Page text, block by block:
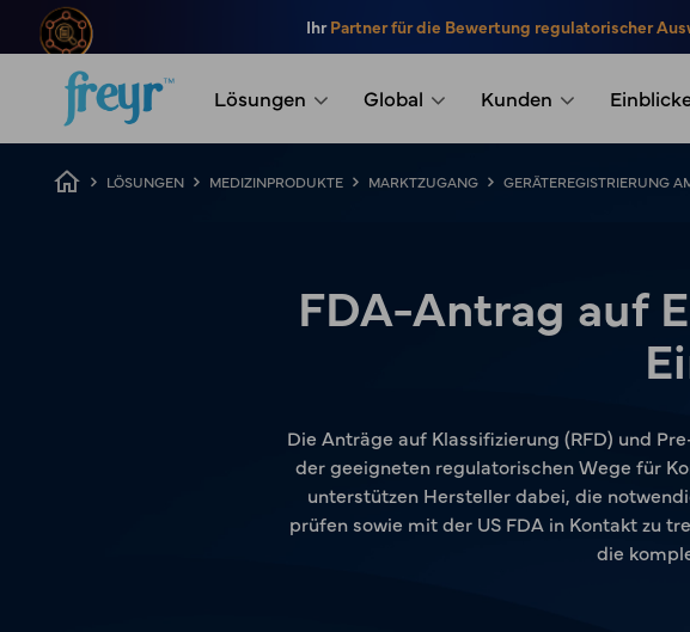
Zum Hauptinhalt springen IhrPartner für die Bewertung regulatorischer
Lösungen Global Kunden
Breadcrumb
LÖSUNGEN MEDIZINPRODUKTE MARKTZUGANG GERÄTEREGISTRIERUNG
FDA-Antrag auf
Die Anträge auf Klassifizierung (RFD) und
der geeigneten regulatorischen Wege für
unterstützen Hersteller dabei, die
prüfen sowie mit der US FDA in Kontakt zu
die